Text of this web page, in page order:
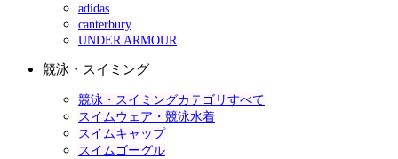
adidas
canterbury
UNDER ARMOUR
競泳・スイミング
競泳・スイミングカテゴリすべて
スイムウェア・競泳水着
スイムキャップ
スイムゴーグル